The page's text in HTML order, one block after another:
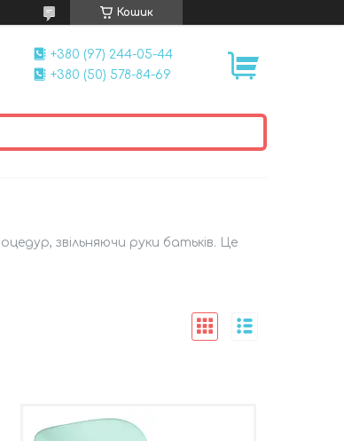
Кошик
+380 (97) 244-05-44
+380 (50) 578-84-69
звільняючи руки батьків. Це